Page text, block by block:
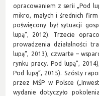
opracowaniem z serii „Pod
mikro, małych i średnich firm
poświęcony był sytuacji
lupą”, 2012). Trzecie
prowadzenia działalności
lupą”, 2013), czwarte –
rynku pracy. Pod lupą”,
Pod lupą”, 2015). Szósty
przez MŚP w Polsce
wydanie dotyczyło